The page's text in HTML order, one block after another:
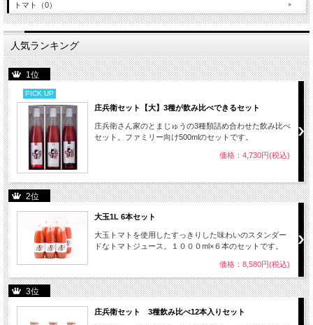
トマト（0）
人気ランキング
1位
PICK UP
庄兵衛セット【大】3種が飲み比べできるセット
庄兵衛さん家のとまじゅうの3種類詰め合わせた飲み比べ
セット。ファミリー向け500mlのセットです。
価格：4,730円(税込)
2位
大玉1L 6本セット
大玉トマトを使用したすっきりした味わいのスタンダー
ドなトマトジュース。１０００ml×６本のセットです。
価格：8,580円(税込)
3位
庄兵衛セット 3種飲み比べ12本入りセット